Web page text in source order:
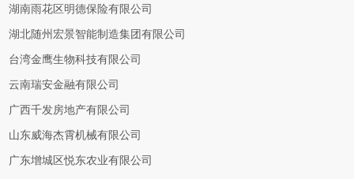
湖南雨花区明德保险有限公司
湖北随州宏景智能制造集团有限公司
台湾金鹰生物科技有限公司
云南瑞安金融有限公司
广西千发房地产有限公司
山东威海杰霄机械有限公司
广东增城区悦东农业有限公司